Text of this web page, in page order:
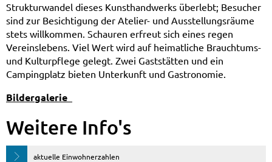
Strukturwandel dieses Kunsthandwerks überlebt; Besucher
sind zur Besichtigung der Atelier- und Ausstellungsräume
stets willkommen. Schauren erfreut sich eines regen
Vereinslebens. Viel Wert wird auf heimatliche Brauchtums-
und Kulturpflege gelegt. Zwei Gaststätten und ein
Campingplatz bieten Unterkunft und Gastronomie.
Bildergalerie
Weitere Info's
aktuelle Einwohnerzahlen